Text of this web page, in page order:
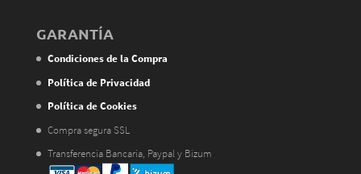
GARANTÍA
Condiciones de la Compra
Política de Privacidad
Política de Cookies
Compra segura SSL
Transferencia Bancaria, Paypal y Bizum